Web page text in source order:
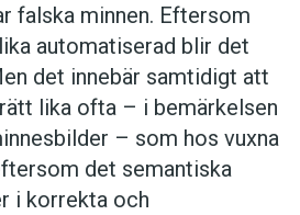
falska minnen. Eftersom
automatiserad blir det
det innebär samtidigt att
lika ofta – i bemärkelsen
– som hos vuxna
det semantiska
i korrekta och